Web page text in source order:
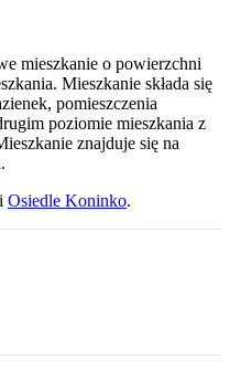
mieszkanie o powierzchni
Mieszkanie składa się
pomieszczenia
poziomie mieszkania z
znajduje się na
Osiedle Koninko.